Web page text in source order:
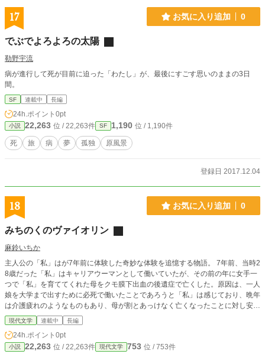
17 お気に入り追加 0
でぶでよろよろの太陽
勒野宇流
病が進行して死が目前に迫った「わたし」が、最後にすごす思いのままの3日
間。
SF 連載中 長編
24h.ポイント 0pt
小説 22,263 位 / 22,263件 SF 1,190 位 / 1,190件
死 旅 病 夢 孤独 原風景
登録日 2017.12.04
18 お気に入り追加 0
みちのくのヴァイオリン
麻鈴いちか
主人公の「私」はが7年前に体験した奇妙な体験を追憶する物語。 7年前、当時2
8歳だった「私」はキャリアウーマンとして働いていたが、その前の年に女手一
つで「私」を育ててくれた母をクモ膜下出血の後遺症で亡くした。原因は、一人
娘を大学まで出すために必死で働いたことであろうと「私」は感じており、晩年
は介護疲れのようなものもあり、母が割とあっけなく亡くなったことに対し安堵
の気持ちも抱いていた。そういう薄情な自身の一面にも気がつき自暴自棄になっ
てしまい生きる希望を失くしていた。 そんな時インターネット上にあった「自
殺掲示板」というサイトで「Kさん」という女性と出会う。 一時期二人はその掲
示板上で親睦を深めることになるが、3月のある日を境に「Kさん」とは連絡が
現代文学 連載中 長編
24h.ポイント 0pt
小説 22,263 位 / 22,263件 現代文学 753 位 / 753件